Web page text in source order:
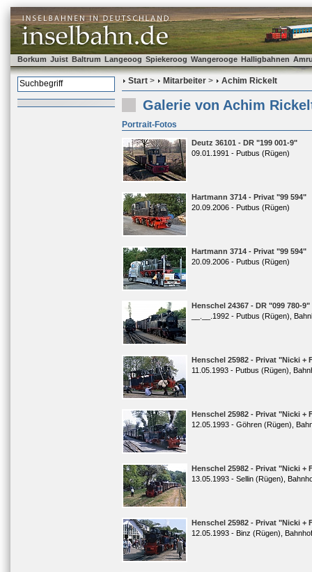
Borkum Juist Baltrum Langeoog Spiekeroog Wangerooge Halligbahnen
Start > Mitarbeiter > Achim Rickelt
Galerie von Achim
Portrait-Fotos
Deutz 36101 - DR "199 001-9"
09.01.1991 - Putbus (Rügen)
Hartmann 3714 - Privat "99 594"
20.09.2006 - Putbus (Rügen)
Hartmann 3714 - Privat "99 594"
20.09.2006 - Putbus (Rügen)
Henschel 24367 - DR "099 780-9"
__.__.1992 - Putbus (Rügen),
Henschel 25982 - Privat "Nicki +
11.05.1993 - Putbus (Rügen),
Henschel 25982 - Privat "Nicki +
12.05.1993 - Göhren (Rügen),
Henschel 25982 - Privat "Nicki +
13.05.1993 - Sellin (Rügen),
Henschel 25982 - Privat "Nicki +
12.05.1993 - Binz (Rügen),